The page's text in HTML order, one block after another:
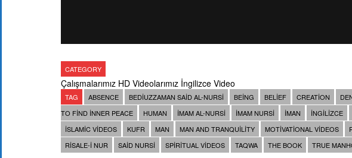
CATEGORY
Çalışmalarımız HD Videolarımız İngilizce Video
TAG ABSENCE BEDIUZZAMAN SAID AL-NURSI BEING BELIEF CREATION
TO FIND INNER PEACE
HUMAN IMAM AL-NURSI IMAM NURSI IMAN INGILIZCE
ISLAMIC VIDEOS
KUFR MAN MAN AND TRANQUILITY MOTIVATIONAL VIDEOS
RISALE-I NUR
SAID NURSI SPIRITUAL VIDEOS TAQWA THE BOOK TRUE